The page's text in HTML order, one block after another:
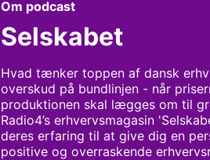
Om podcast
Selskabet
Hvad tænker toppen af dansk
overskud på bundlinjen - når
produktionen skal lægges om til
Radio4’s erhvervsmagasin
deres erfaring til at give dig en
positive og overraskende